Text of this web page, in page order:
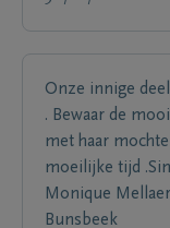
Onze innige
. Bewaar de
met haar
moeilijke tijd
Monique
Bunsbeek